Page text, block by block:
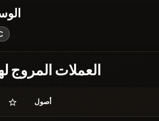
العملات المروج
أصول